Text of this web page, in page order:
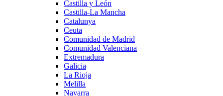
Castilla y León
Castilla-La Mancha
Catalunya
Ceuta
Comunidad de Madrid
Comunidad Valenciana
Extremadura
Galicia
La Rioja
Melilla
Navarra